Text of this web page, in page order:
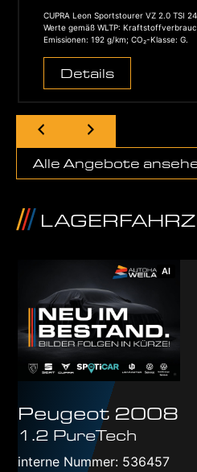
CUP­RA Leon Sports­tou­rer VZ 2.0 TSI
Wer­te gemäß WLTP:
Emis­sio­nen: 192 g/km; CO₂-Klas­se: G.
Details
Alle Ange­bo­te
AI
Peu­geot 2008
1.2 PureTech
inter­ne Num­mer: 536457